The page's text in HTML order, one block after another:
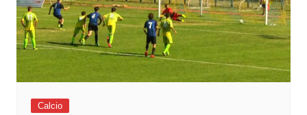
Calcio